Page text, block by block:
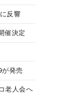
反響
催決定
発売
老人会へ